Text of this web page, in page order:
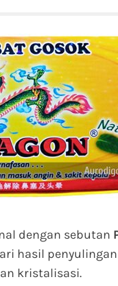
dengan sebutan
hasil
kristalisasi.